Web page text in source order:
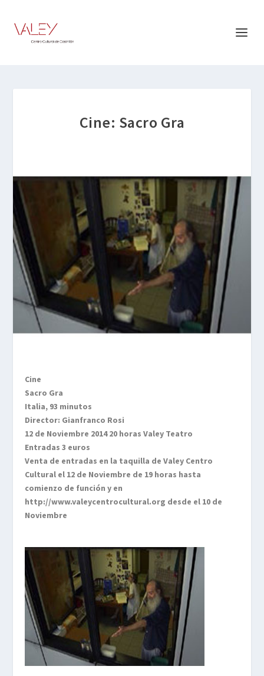
Cine: Sacro Gra
Cine
Sacro Gra
Italia, 93 minutos
Director: Gianfranco Rosi
12 de Noviembre 2014 20 horas Valey Teatro
Entradas 3 euros
Venta de entradas en la taquilla de Valey Centro
Cultural el 12 de Noviembre de 19 horas hasta
comienzo de función y en
http://www.valeycentrocultural.org desde el 10 de
Noviembre